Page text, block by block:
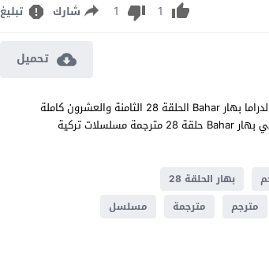
1
1 شارك تبليغ
تحميل
مشاهدة مسلسل بهار الحلقة 28 مترجم للعربية اون لاين جودة عالية FULL HD مسلسل الدراما بهار Bahar الحلقة 28 الثامنة والعشرون كاملة
تحميل مباشر سيرفرات متعددة بجودات عالية 1080p 720p 480p مشاهدة المسلسل التركي بهار Bahar حلقة 28 مترجمة مسلسلات تركية
بهار الحلقة 28
مترجم مترجمة
مسلسل